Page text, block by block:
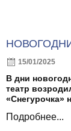
15/01/2025
В дни
театр
«Снегурочка»
Подробнее...